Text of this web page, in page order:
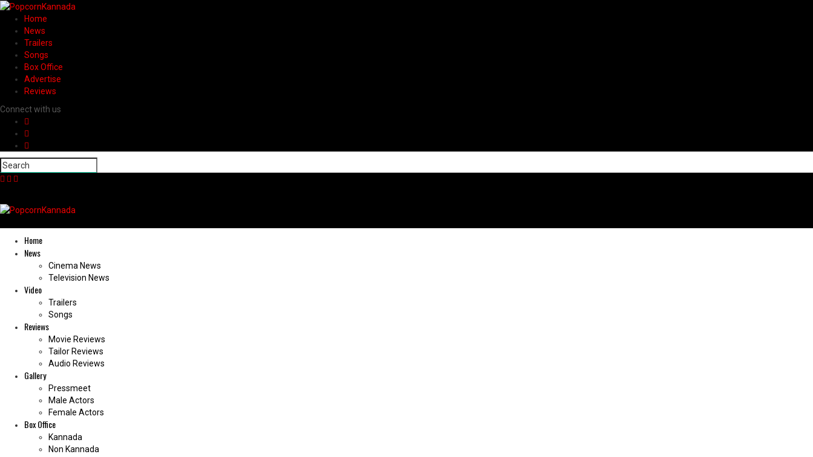
Home
News
Trailers
Songs
Box Office
Advertise
Reviews
Connect with us
Home
News
Cinema News
Television News
Video
Trailers
Songs
Reviews
Movie Reviews
Tailor Reviews
Audio Reviews
Gallery
Pressmeet
Male Actors
Female Actors
Box Office
Kannada
Non Kannada